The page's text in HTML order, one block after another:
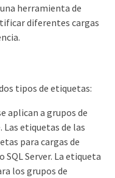
herramienta de
diferentes cargas
tipos de etiquetas:
aplican a grupos de
Las etiquetas de las
para cargas de
Server. La etiqueta
los grupos de